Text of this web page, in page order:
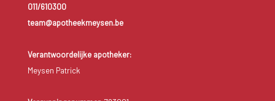
011/610300
team@apotheekmeysen.be
Verantwoordelijke apotheker:
Meysen Patrick